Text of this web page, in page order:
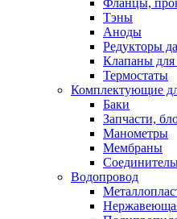
Обмен и возврат товара
Вакансии
Тэны
Аноды
Редукторы
Клапаны для
Термостаты
Комплектующие
Баки
Запчасти,
Манометры
Мембраны
Водопровод